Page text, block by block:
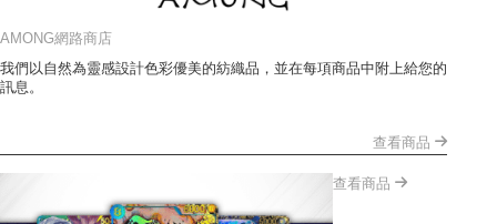
AMONG網路商店
我們以自然為靈感設計色彩優美的紡織品，並在每項商品中附上給您的
訊息。
查看商品
查看商品